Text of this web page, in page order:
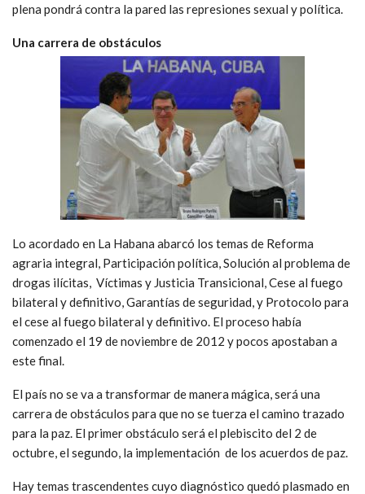
plena pondrá contra la pared las represiones sexual y política.
Una carrera de obstáculos
Lo acordado en La Habana abarcó los temas de Reforma
agraria integral, Participación política, Solución al problema de
drogas ilícitas, Víctimas y Justicia Transicional, Cese al fuego
bilateral y definitivo, Garantías de seguridad, y Protocolo para
el cese al fuego bilateral y definitivo. El proceso había
comenzado el 19 de noviembre de 2012 y pocos apostaban a
este final.
El país no se va a transformar de manera mágica, será una
carrera de obstáculos para que no se tuerza el camino trazado
para la paz. El primer obstáculo será el plebiscito del 2 de
octubre, el segundo, la implementación de los acuerdos de paz.
Hay temas trascendentes cuyo diagnóstico quedó plasmado en